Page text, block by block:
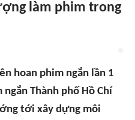
làm phim trong
hoan phim ngắn lần 1
Thành phố Hồ Chí
tới xây dựng môi